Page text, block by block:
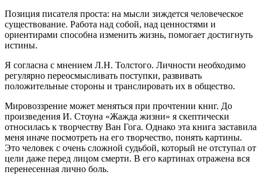
Позиция писателя проста: на мысли зиждется человеческое
существование. Работа над собой, над ценностями и
ориентирами способна изменить жизнь, помогает достигнуть
истины.
Я согласна с мнением Л.Н. Толстого. Личности необходимо
регулярно переосмысливать поступки, развивать
положительные стороны и транслировать их в общество.
Мировоззрение может меняться при прочтении книг. До
произведения И. Стоуна «Жажда жизни» я скептически
относилась к творчеству Ван Гога. Однако эта книга заставила
меня иначе посмотреть на его творчество, понять картины.
Это человек с очень сложной судьбой, который не отступал от
цели даже перед лицом смерти. В его картинах отражена вся
перенесенная лично боль.